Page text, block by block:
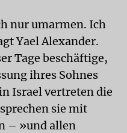
nur umarmen. Ich
Yael Alexander.
Tage beschäftige,
ihres Sohnes
Israel vertreten die
sie mit
– »und allen